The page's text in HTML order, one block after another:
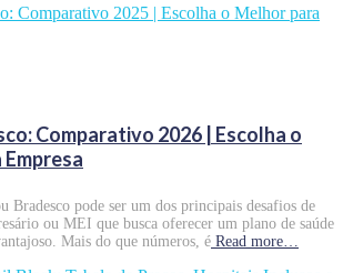
Comparativo 2026 | Escolha o
Bradesco pode ser um dos principais desafios de
ou MEI que busca oferecer um plano de saúde
Mais do que números, é Read more…